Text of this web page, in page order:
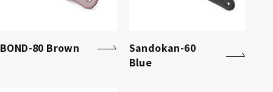
BOND-80 Brown
Sandokan-60
Blue